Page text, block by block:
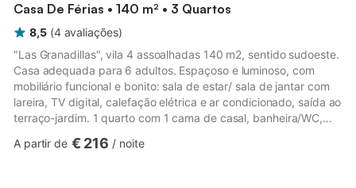
Casa De Férias • 140 m² • 3 Quartos
8,5 (4 avaliações)
"Las Granadillas", vila 4 assoalhadas 140 m2, sentido sudoeste.
Casa adequada para 6 adultos. Espaçoso e luminoso, com
mobiliário funcional e bonito: sala de estar/ sala de jantar com
lareira, TV digital, calefação elétrica e ar condicionado, saída ao
terraço-jardim. 1 quarto com 1 cama de casal, banheira/WC,
(forno, Máquina de lavar loiçã 4 placas de vitrocerâmica,
A partir de € 216 / noite